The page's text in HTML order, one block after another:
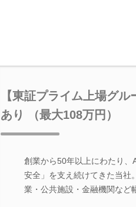
【東証プライム上場グ
あり （最大108万円）
創業から50年以上にわたり、
安全」を支え続けてきた当社
業・公共施設・金融機関など